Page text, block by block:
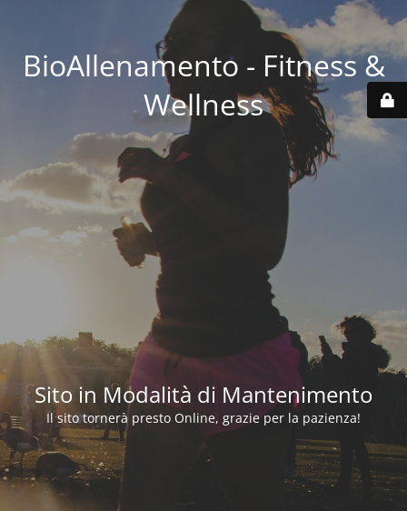
BioAllenamento - Fitness &
Wellness
Sito in Modalità di Mantenimento
Il sito tornerà presto Online, grazie per la pazienza!